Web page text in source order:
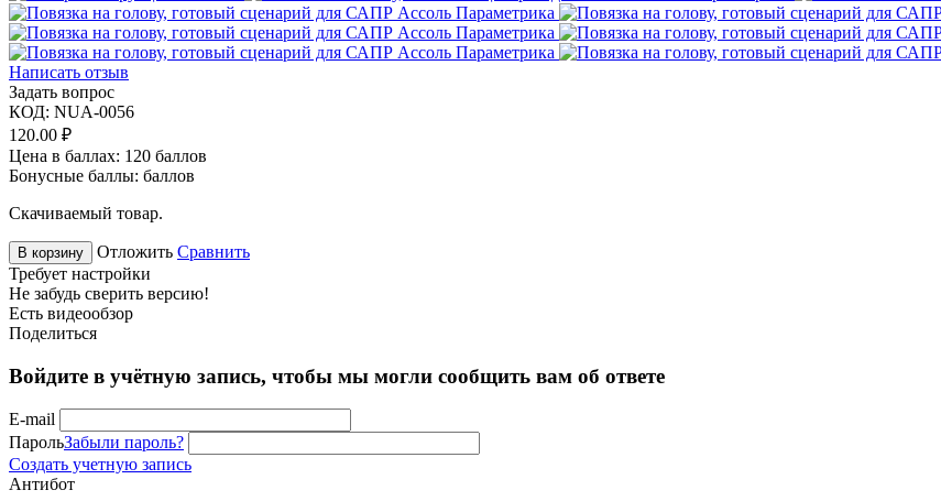
Написать отзыв
Задать вопрос
КОД: NUA-0056
120.00 ₽
Цена в баллах: 120 баллов
Бонусные баллы: баллов
Скачиваемый товар.
В корзину Отложить Сравнить
Требует настройки
Не забудь сверить версию!
Есть видеообзор
Поделиться
Войдите в учётную запись, чтобы мы могли сообщить вам об ответе
E-mail
ПарольЗабыли пароль?
Создать учетную запись
Антибот